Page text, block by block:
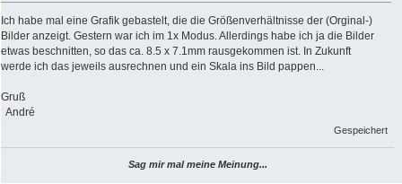
Ich habe mal eine Grafik gebastelt, die die Größenverhältnisse der (Orginal-)
Bilder anzeigt. Gestern war ich im 1x Modus. Allerdings habe ich ja die Bilder
etwas beschnitten, so das ca. 8.5 x 7.1mm rausgekommen ist. In Zukunft
werde ich das jeweils ausrechnen und ein Skala ins Bild pappen...
Gruß
André
Gespeichert
Sag mir mal meine Meinung...